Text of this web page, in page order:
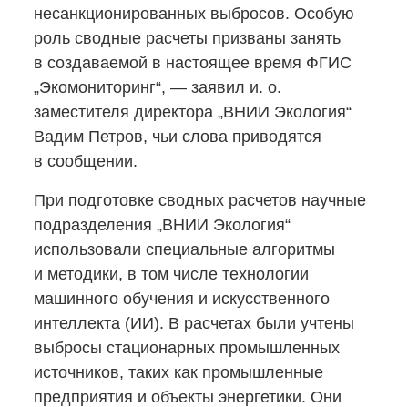
несанкционированных выбросов. Особую
роль сводные расчеты призваны занять
в создаваемой в настоящее время ФГИС
„Экомониторинг“, — заявил и. о.
заместителя директора „ВНИИ Экология“
Вадим Петров, чьи слова приводятся
в сообщении.
При подготовке сводных расчетов научные
подразделения „ВНИИ Экология“
использовали специальные алгоритмы
и методики, в том числе технологии
машинного обучения и искусственного
интеллекта (ИИ). В расчетах были учтены
выбросы стационарных промышленных
источников, таких как промышленные
предприятия и объекты энергетики. Они